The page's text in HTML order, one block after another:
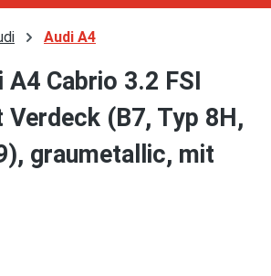
Audi A4
A4 Cabrio 3.2 FSI
(B7, Typ 8H,
graumetallic, mit